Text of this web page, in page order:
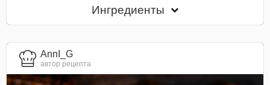
Ингредиенты
AnnI_G
автор рецепта